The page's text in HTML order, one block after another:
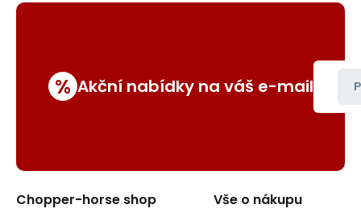
% Akční nabídky na váš e-mail
Chopper-horse shop Vše o nákupu